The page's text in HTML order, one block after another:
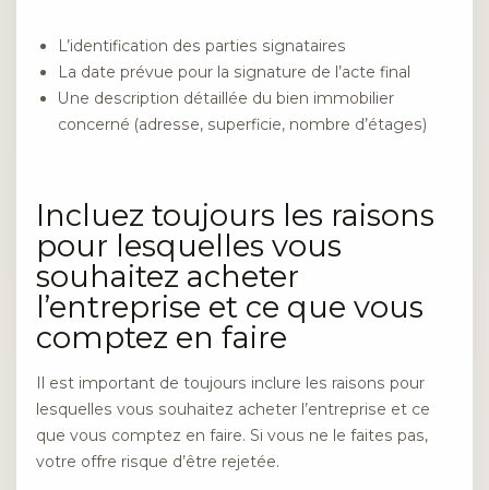
L’identification des parties signataires
La date prévue pour la signature de l’acte final
Une description détaillée du bien immobilier
concerné (adresse, superficie, nombre d’étages)
Incluez toujours les raisons
pour lesquelles vous
souhaitez acheter
l’entreprise et ce que vous
comptez en faire
Il est important de toujours inclure les raisons pour
lesquelles vous souhaitez acheter l’entreprise et ce
que vous comptez en faire. Si vous ne le faites pas,
votre offre risque d’être rejetée.